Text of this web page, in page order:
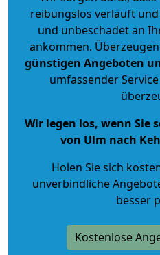
reibungslos verläuft
und unbeschadet an
ankommen.
günstigen Angeboten
umfassender
Wir legen los, wenn Sie
von Ulm nach
Holen Sie sich
unverbindliche
besser
Kostenlose